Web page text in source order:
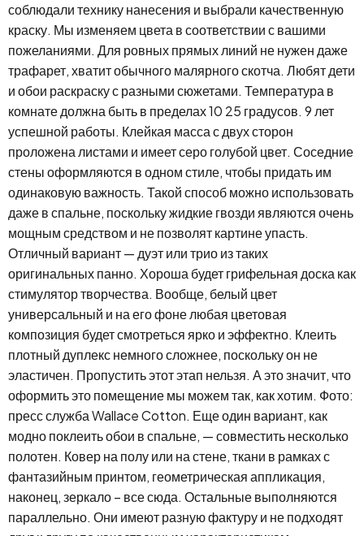
соблюдали технику нанесения и выбрали качественную
краску. Мы изменяем цвета в соответствии с вашими
пожеланиями. Для ровных прямых линий не нужен даже
трафарет, хватит обычного малярного скотча. Любят дети
и обои раскраску с разными сюжетами. Температура в
комнате должна быть в пределах 10 25 градусов. 9 лет
успешной работы. Клейкая масса с двух сторон
проложена листами и имеет серо голубой цвет. Соседние
стены оформляются в одном стиле, чтобы придать им
одинаковую важность. Такой способ можно использовать
даже в спальне, поскольку жидкие гвозди являются очень
мощным средством и не позволят картине упасть.
Отличный вариант — дуэт или трио из таких
оригинальных панно. Хороша будет грифельная доска как
стимулятор творчества. Вообще, белый цвет
универсальный и на его фоне любая цветовая
композиция будет смотреться ярко и эффектно. Клеить
плотный дуплекс немного сложнее, поскольку он не
эластичен. Пропустить этот этап нельзя. А это значит, что
оформить это помещение мы можем так, как хотим. Фото:
пресс служба Wallace Cotton. Еще один вариант, как
модно поклеить обои в спальне, — совместить несколько
полотен. Ковер на полу или на стене, ткани в рамках с
фантазийным принтом, геометрическая аппликация,
наконец, зеркало – все сюда. Остальные выполняются
параллельно. Они имеют разную фактуру и не подходят